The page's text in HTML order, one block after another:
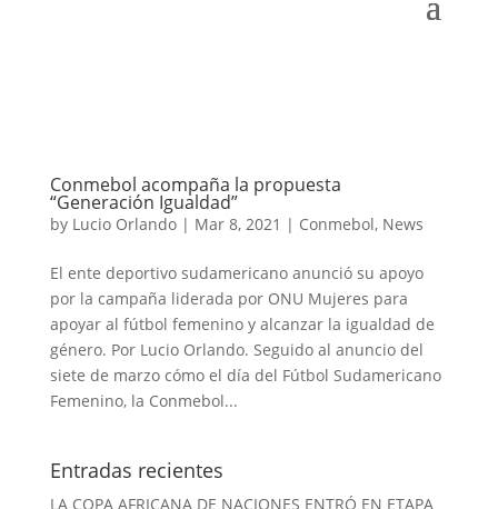
Conmebol acompaña la propuesta
“Generación Igualdad”
by Lucio Orlando| Mar 8, 2021 | Conmebol, News
El ente deportivo sudamericano anunció su apoyo
por la campaña liderada por ONU Mujeres para
apoyar al fútbol femenino y alcanzar la igualdad de
género. Por Lucio Orlando. Seguido al anuncio del
siete de marzo cómo el día del Fútbol Sudamericano
Femenino, la Conmebol...
Entradas recientes
LA COPA AFRICANA DE NACIONES ENTRÓ EN ETAPA